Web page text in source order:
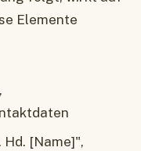
Elemente
Hd. [Name]",